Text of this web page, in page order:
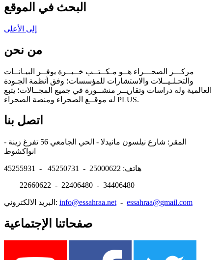
البحث في الموقع
إلى الأعلى
من نحن
مركـــز الصحـــراء هــو مـكــتــب خــبــرة يوفــر البيـانــات
والتحـلـيــلات والاستشارات للمؤسسات؛ وفق أنظمة الجـودة
العالمية وله دراسات وتقاريــر منشــورة في جميع المجــالات؛ يتبع
له موقــع الصحراء ومنصة الصحراء PLUS.
اتصل بنا
المقر: شارع نيلسون مانيدلا - الحي الجامعي 56 تفرغ زينة -
هاتف: 25000622 - 45250731 - 45255931
22660622 - 22406480 - 34406480
البريد الالكتروني: info@essahraa.net - essahraa@gmail.com
صفحاتنا الإجتماعية